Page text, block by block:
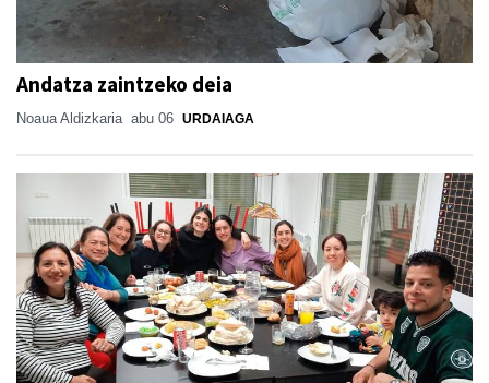
Andatza zaintzeko deia
Noaua Aldizkaria abu 06 URDAIAGA